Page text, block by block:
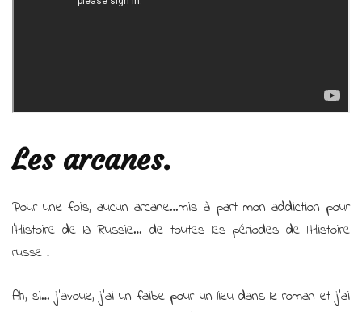
Les arcanes.
Pour une fois, aucun arcane…mis à part mon addiction pour
l’Histoire de la Russie… de toutes les périodes de l’Histoire
russe !
Ah, si… j’avoue, j’ai un faible pour un lieu dans le roman et j’ai